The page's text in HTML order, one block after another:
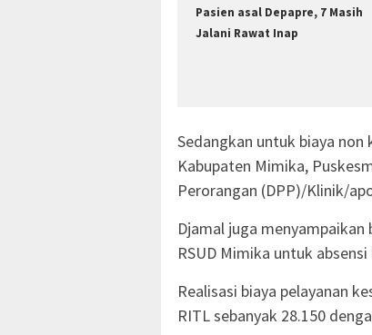
Pasien asal Depapre, 7 Masih
Jalani Rawat Inap
Sedangkan untuk biaya
Kabupaten Mimika,
Perorangan (DPP)/Klinik/
Djamal juga menyampaikan
RSUD Mimika untuk
Realisasi biaya pelayanan
RITL sebanyak 28.150